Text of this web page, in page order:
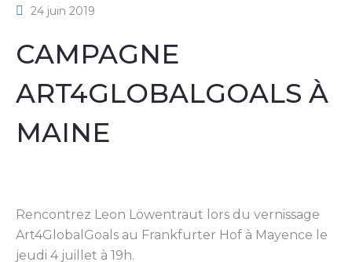
24 juin 2019
CAMPAGNE
ART4GLOBALGOALS À
MAINE
Rencontrez Leon Löwentraut lors du vernissage
Art4GlobalGoals au Frankfurter Hof à Mayence le
jeudi 4 juillet à 19h.